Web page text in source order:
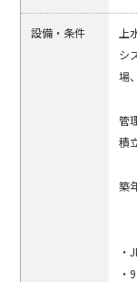
設備・条件
上
シ
場
管
積
築
・
・